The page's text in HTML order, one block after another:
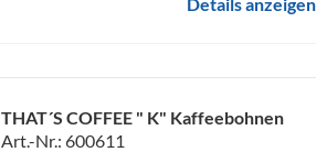
THAT´S COFFEE " K" Kaffeebohnen
Art.-Nr.: 600611